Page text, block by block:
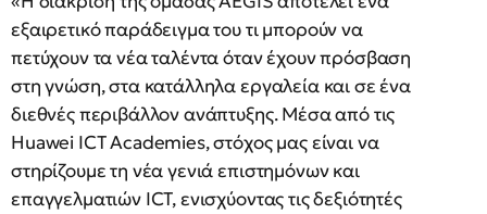
εξαιρετικό παράδειγμα του τι μπορούν να
πετύχουν τα νέα ταλέντα όταν έχουν πρόσβαση
στη γνώση, στα κατάλληλα εργαλεία και σε ένα
διεθνές περιβάλλον ανάπτυξης. Μέσα από τις
Huawei ICT Academies, στόχος μας είναι να
στηρίζουμε τη νέα γενιά επιστημόνων και
επαγγελματιών ICT, ενισχύοντας τις δεξιότητές